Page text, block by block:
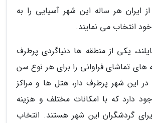
ایران هر ساله این شهر آسیایی را به
انتخاب می نمایند.
یکی از منطقه ها دنیاگردی پرطرف
های تماشای فراوانی را برای هر نوع سن
در این شهر پرطرف دار، هتل ها و مراکز
دارد که با امکانات مختلف و هزینه
گردشگران این شهر هستند. انتخاب